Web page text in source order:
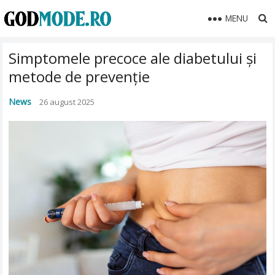
MENU
Simptomele precoce ale diabetului și
metode de prevenție
News 26 august 2025